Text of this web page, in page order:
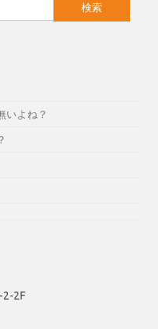
いよね？
2-2F